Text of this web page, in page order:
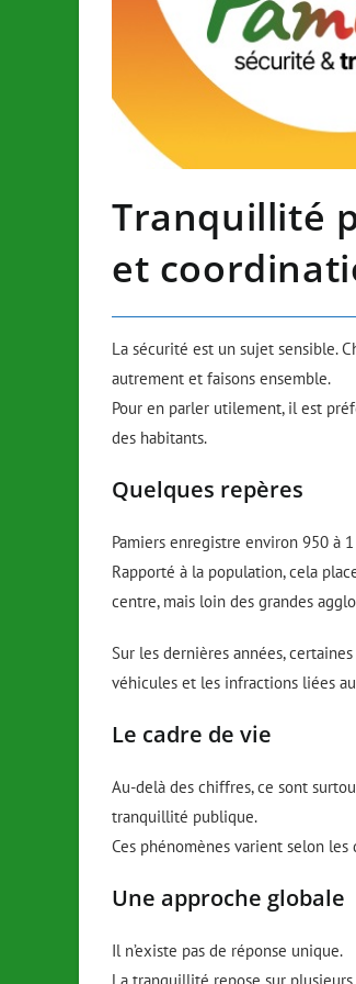
Tranquillité
et
La sécurité est un sujet sensible.
autrement et faisons ensemble.
Pour en parler utilement, il est
des habitants.
Quelques repères
Pamiers enregistre environ 950 à
Rapporté à la population, cela
centre, mais loin des grandes
Sur les dernières années,
véhicules et les infractions liées
Le cadre de vie
Au-delà des chiffres, ce sont
tranquillité publique.
Ces phénomènes varient selon
Une approche globale
Il n’existe pas de réponse unique.